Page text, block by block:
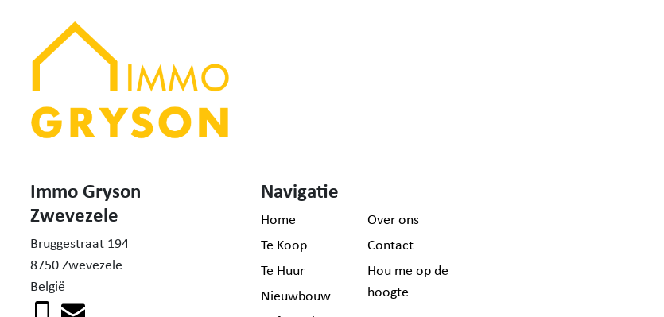
Immo Gryson
Zwevezele
Bruggestraat 194
8750 Zwevezele
België
Navigatie
Home
Te Koop
Te Huur
Nieuwbouw
Over ons
Contact
Hou me op de
hoogte